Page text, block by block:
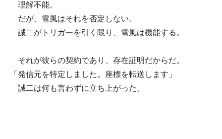
理解不能。
だが、雪風はそれを否定しない。
誠二がトリガーを引く限り、雪風は機能する。
それが彼らの契約であり、存在証明だからだ。
「発信元を特定しました。座標を転送します」
誠二は何も言わずに立ち上がった。